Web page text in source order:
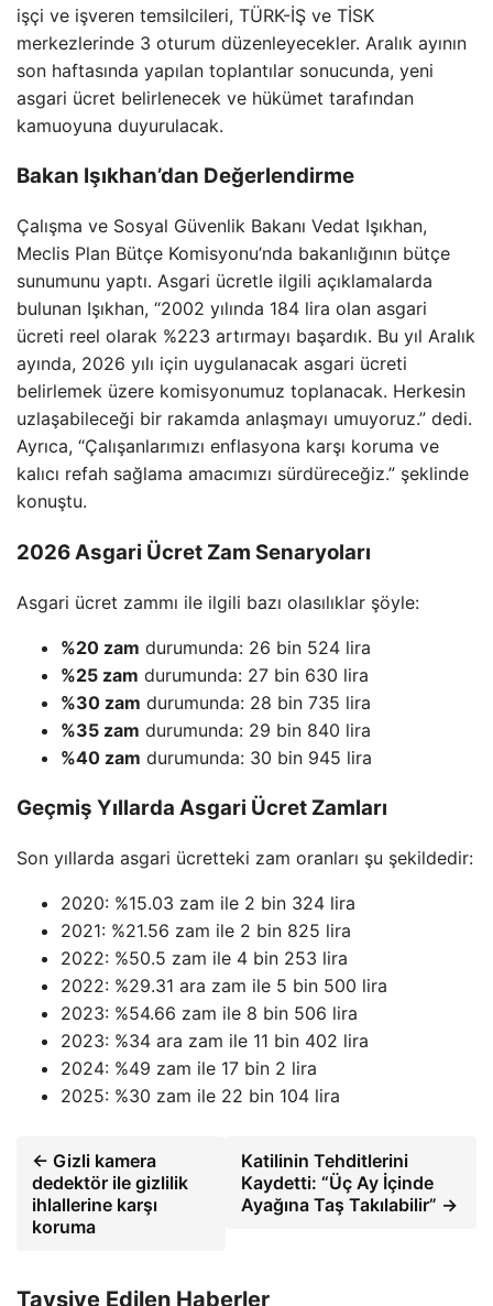
işçi ve işveren temsilcileri, TÜRK-İŞ ve TİSK
merkezlerinde 3 oturum düzenleyecekler. Aralık ayının
son haftasında yapılan toplantılar sonucunda, yeni
asgari ücret belirlenecek ve hükümet tarafından
kamuoyuna duyurulacak.
Bakan Işıkhan’dan Değerlendirme
Çalışma ve Sosyal Güvenlik Bakanı Vedat Işıkhan,
Meclis Plan Bütçe Komisyonu’nda bakanlığının bütçe
sunumunu yaptı. Asgari ücretle ilgili açıklamalarda
bulunan Işıkhan, “2002 yılında 184 lira olan asgari
ücreti reel olarak %223 artırmayı başardık. Bu yıl Aralık
ayında, 2026 yılı için uygulanacak asgari ücreti
belirlemek üzere komisyonumuz toplanacak. Herkesin
uzlaşabileceği bir rakamda anlaşmayı umuyoruz.” dedi.
Ayrıca, “Çalışanlarımızı enflasyona karşı koruma ve
kalıcı refah sağlama amacımızı sürdüreceğiz.” şeklinde
konuştu.
2026 Asgari Ücret Zam Senaryoları
Asgari ücret zammı ile ilgili bazı olasılıklar şöyle:
%20 zam durumunda: 26 bin 524 lira
%25 zam durumunda: 27 bin 630 lira
%30 zam durumunda: 28 bin 735 lira
%35 zam durumunda: 29 bin 840 lira
%40 zam durumunda: 30 bin 945 lira
Geçmiş Yıllarda Asgari Ücret Zamları
Son yıllarda asgari ücretteki zam oranları şu şekildedir:
2020: %15.03 zam ile 2 bin 324 lira
2021: %21.56 zam ile 2 bin 825 lira
2022: %50.5 zam ile 4 bin 253 lira
2022: %29.31 ara zam ile 5 bin 500 lira
2023: %54.66 zam ile 8 bin 506 lira
2023: %34 ara zam ile 11 bin 402 lira
2024: %49 zam ile 17 bin 2 lira
2025: %30 zam ile 22 bin 104 lira
← Gizli kamera
dedektör ile gizlilik
ihlallerine karşı
koruma
Katilinin Tehditlerini
Kaydetti: “Üç Ay İçinde
Ayağına Taş Takılabilir” →
Tavsiye Edilen Haberler